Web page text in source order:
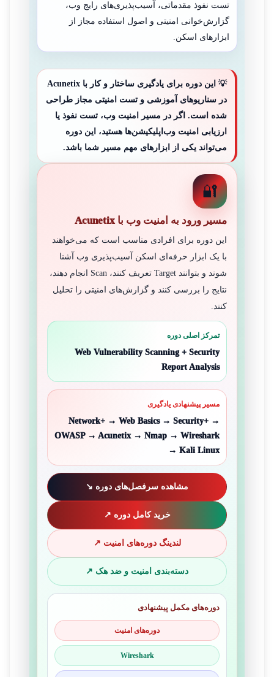
تست نفوذ مقدماتی، آسیب‌پذیری‌های رایج وب،
گزارش‌خوانی امنیتی و اصول استفاده مجاز از
ابزارهای اسکن.
💡 این دوره برای یادگیری ساختار و کار با Acunetix
در سناریوهای آموزشی و تست امنیتی مجاز طراحی
شده است. اگر در مسیر امنیت وب، تست نفوذ یا
ارزیابی امنیت وب‌اپلیکیشن‌ها هستید، این دوره
می‌تواند یکی از ابزارهای مهم مسیر شما باشد.
🔐
مسیر ورود به امنیت وب با Acunetix
این دوره برای افرادی مناسب است که می‌خواهند
با یک ابزار حرفه‌ای اسکن آسیب‌پذیری وب آشنا
شوند و بتوانند Target تعریف کنند، Scan انجام دهند،
نتایج را بررسی کنند و گزارش‌های امنیتی را تحلیل
کنند.
تمرکز اصلی دوره
Web Vulnerability Scanning + Security
Report Analysis
مسیر پیشنهادی یادگیری
Network+ → Web Basics → Security+ →
OWASP → Acunetix → Nmap → Wireshark
→ Kali Linux
مشاهده سرفصل‌های دوره ↘
خرید کامل دوره ↗
لندینگ دوره‌های امنیت ↗
دسته‌بندی امنیت و ضد هک ↗
دوره‌های مکمل پیشنهادی
دوره‌های امنیت
Wireshark